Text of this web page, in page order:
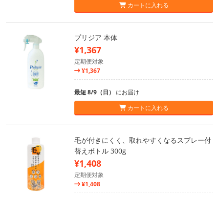
カートに入れる
プリジア 本体
¥1,367
定期便対象
¥1,367
最短 8/9（日） にお届け
カートに入れる
毛が付きにくく、取れやすくなるスプレー付
替えボトル 300g
¥1,408
定期便対象
¥1,408